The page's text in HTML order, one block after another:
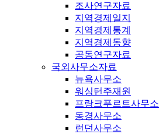
조사연구자료
지역경제일지
지역경제통계
지역경제동향
공동연구자료
국외사무소자료
뉴욕사무소
워싱턴주재원
프랑크푸르트사무소
동경사무소
런던사무소